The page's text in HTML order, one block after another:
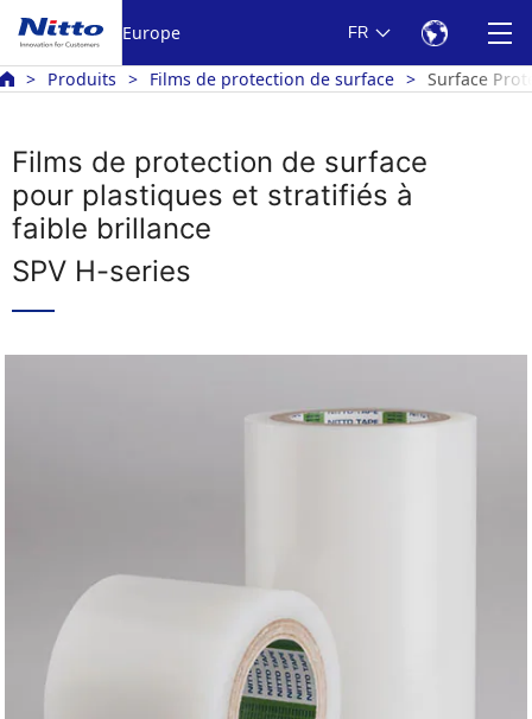
Europe FR
Produits Films de protection de surface Surface
Films de protection de surface
pour plastiques et stratifiés à
faible brillance
SPV H-series